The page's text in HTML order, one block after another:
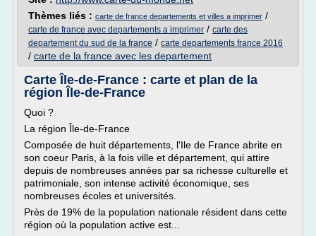
Thèmes liés : carte de france departements et villes a imprimer /
carte de france avec departements a imprimer / carte des
departement du sud de la france / carte departements france 2016
/ carte de la france avec les departement
Carte Île-de-France : carte et plan de la
région Île-de-France
Quoi ?
La région Île-de-France
Composée de huit départements, l'Ile de France abrite en
son coeur Paris, à la fois ville et département, qui attire
depuis de nombreuses années par sa richesse culturelle et
patrimoniale, son intense activité économique, ses
nombreuses écoles et universités.
Près de 19% de la population nationale résident dans cette
région où la population active est...